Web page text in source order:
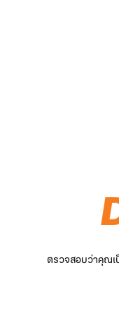
ตรวจสอบว่าคุณเ